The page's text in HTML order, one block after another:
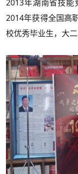
2013年湖南省技能
2014年获得全国高
校优秀毕业生，大